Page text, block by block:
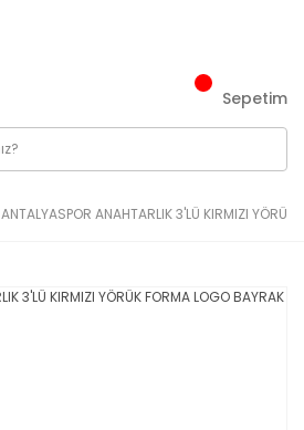
Sepetim
ANTALYASPOR ANAHTARLIK 3'LÜ KIRMIZI YÖRÜK